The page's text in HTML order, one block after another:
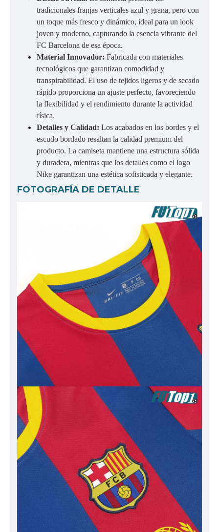
tradicionales franjas verticales azul y grana, pero con
un toque más fresco y dinámico, ideal para un look
joven y moderno, capturando la esencia vibrante del
FC Barcelona de esa época.
Material Innovador: Fabricada con materiales
tecnológicos que garantizan comodidad y
transpirabilidad. El uso de tejidos ligeros y de secado
rápido proporciona un ajuste perfecto, favoreciendo
la flexibilidad y el rendimiento durante la actividad
física.
Detalles y Calidad: Los acabados en los bordes y el
escudo bordado resaltan la calidad premium del
producto. La camiseta mantiene una estructura sólida
y duradera, mientras que los detalles como el logo
Nike garantizan una estética sofisticada y elegante.
FOTOGRAFÍA DE DETALLE